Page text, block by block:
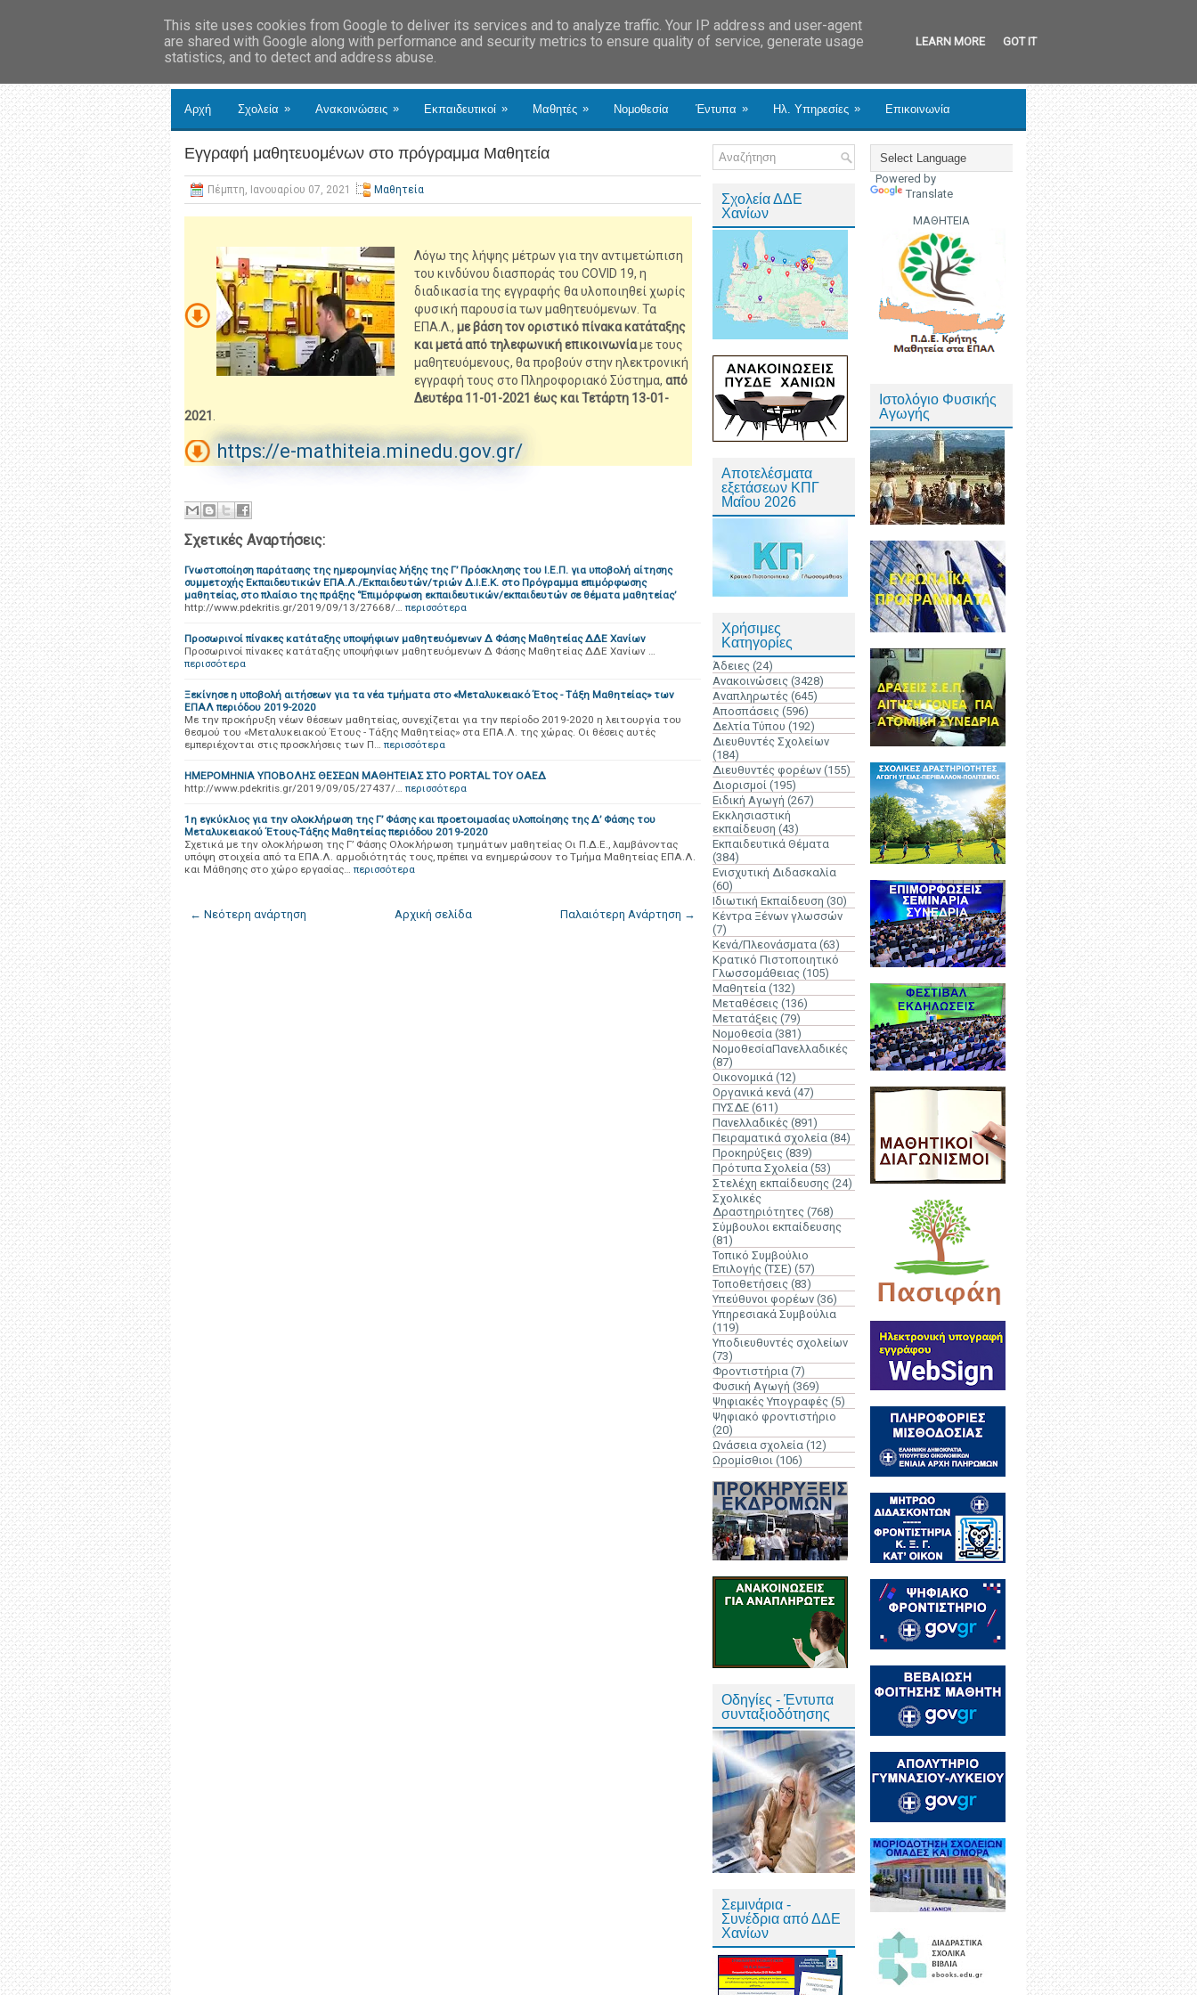
Αρχή Σχολεία » Ανακοινώσεις » Εκπαιδευτικοί » Μαθητές » Νομοθεσία Έντυπα » Ηλ. Υπηρεσίες » Επικοινωνία
Eγγραφή μαθητευομένων στο πρόγραμμα Μαθητεία
Πέμπτη, Ιανουαρίου 07, 2021 Μαθητεία
Λόγω της λήψης μέτρων για την αντιμετώπιση
του κινδύνου διασποράς του COVID 19, η
διαδικασία της εγγραφής θα υλοποιηθεί χωρίς
φυσική παρουσία των μαθητευόμενων. Τα
ΕΠΑ.Λ., με βάση τον οριστικό πίνακα κατάταξης
και μετά από τηλεφωνική επικοινωνίαμε τους
μαθητευόμενους, θα προβούν στην ηλεκτρονική
εγγραφή τους στο Πληροφοριακό Σύστημα, από
Δευτέρα 11-01-2021 έως και Τετάρτη 13-01-
2021
https://e-mathiteia.minedu.gov.gr/
Σχετικές Αναρτήσεις:
Γνωστοποίηση παράτασης της ημερομηνίας λήξης της Γ’ Πρόσκλησης του Ι.Ε.Π. για υποβολή αίτησης
συμμετοχής Εκπαιδευτικών ΕΠΑ.Λ./Εκπαιδευτών/τριών Δ.Ι.Ε.Κ. στο Πρόγραμμα επιμόρφωσης
μαθητείας, στο πλαίσιο της πράξης ‘’Επιμόρφωση εκπαιδευτικών/εκπαιδευτών σε θέματα μαθητείας’
http://www.pdekritis.gr/2019/09/13/27668/… περισσότερα
Προσωρινοί πίνακες κατάταξης υποψήφιων μαθητευόμενων Δ Φάσης Μαθητείας ΔΔΕ Χανίων
Προσωρινοί πίνακες κατάταξης υποψήφιων μαθητευόμενων Δ Φάσης Μαθητείας ΔΔΕ Χανίων …
περισσότερα
Ξεκίνησε η υποβολή αιτήσεων για τα νέα τμήματα στο «Μεταλυκειακό Έτος - Τάξη Μαθητείας» των
ΕΠΑΛ περιόδου 2019-2020
Με την προκήρυξη νέων θέσεων μαθητείας, συνεχίζεται για την περίοδο 2019-2020 η λειτουργία του
θεσμού του «Μεταλυκειακού Έτους - Τάξης Μαθητείας» στα ΕΠΑ.Λ. της χώρας. Οι θέσεις αυτές
εμπεριέχονται στις προσκλήσεις των Π… περισσότερα
ΗΜΕΡΟΜΗΝΙΑ ΥΠΟΒΟΛΗΣ ΘΕΣΕΩΝ ΜΑΘΗΤΕΙΑΣ ΣΤΟ PORTAL ΤΟΥ ΟΑΕΔ
http://www.pdekritis.gr/2019/09/05/27437/… περισσότερα
1η εγκύκλιος για την ολοκλήρωση της Γ’ Φάσης και προετοιμασίας υλοποίησης της Δ’ Φάσης του
Μεταλυκειακού Έτους-Τάξης Μαθητείας περιόδου 2019-2020
Σχετικά με την ολοκλήρωση της Γ’ Φάσης Ολοκλήρωση τμημάτων μαθητείας Οι Π.Δ.Ε., λαμβάνοντας
υπόψη στοιχεία από τα ΕΠΑ.Λ. αρμοδιότητάς τους, πρέπει να ενημερώσουν το Τμήμα Μαθητείας ΕΠΑ.Λ.
και Μάθησης στο χώρο εργασίας… περισσότερα
← Νεότερη ανάρτηση Παλαιότερη Ανάρτηση →
Αρχική σελίδα
Σχολεία ΔΔΕ
Χανίων
Αποτελέσματα
εξετάσεων ΚΠΓ
Μαΐου 2026
Χρήσιμες
Κατηγορίες
Άδειες (24)
Ανακοινώσεις (3428)
Αναπληρωτές (645)
Αποσπάσεις (596)
Δελτία Τύπου (192)
Διευθυντές Σχολείων
(184)
Διευθυντές φορέων (155)
Διορισμοί (195)
Ειδική Αγωγή (267)
Εκκλησιαστική
εκπαίδευση (43)
Εκπαιδευτικά Θέματα
(384)
Ενισχυτική Διδασκαλία
(60)
Ιδιωτική Εκπαίδευση (30)
Κέντρα Ξένων γλωσσών
(7)
Κενά/Πλεονάσματα (63)
Κρατικό Πιστοποιητικό
Γλωσσομάθειας (105)
Μαθητεία (132)
Μεταθέσεις (136)
Μετατάξεις (79)
Νομοθεσία (381)
ΝομοθεσίαΠανελλαδικές
(87)
Οικονομικά (12)
Οργανικά κενά (47)
ΠΥΣΔΕ (611)
Πανελλαδικές (891)
Πειραματικά σχολεία (84)
Προκηρύξεις (839)
Πρότυπα Σχολεία (53)
Στελέχη εκπαίδευσης (24)
Σχολικές
Δραστηριότητες (768)
Σύμβουλοι εκπαίδευσης
(81)
Τοπικό Συμβούλιο
Επιλογής (ΤΣΕ) (57)
Τοποθετήσεις (83)
Υπεύθυνοι φορέων (36)
Υπηρεσιακά Συμβούλια
(119)
Υποδιευθυντές σχολείων
(73)
Φροντιστήρια (7)
Φυσική Αγωγή (369)
Ψηφιακές Υπογραφές (5)
Ψηφιακό φροντιστήριο
(20)
Ωνάσεια σχολεία (12)
Ωρομίσθιοι (106)
Οδηγίες - Έντυπα
συνταξιοδότησης
Σεμινάρια -
Συνέδρια από ΔΔΕ
Χανίων
Powered by
Translate
ΜΑΘΗΤΕΙΑ
Ιστολόγιο Φυσικής
Αγωγής
This site uses cookies from Google to deliver its services and to analyze traffic. Your IP address and user-agent
are shared with Google along with performance and security metrics to ensure quality of service, generate usage
statistics, and to detect and address abuse.
LEARN MORE GOT IT